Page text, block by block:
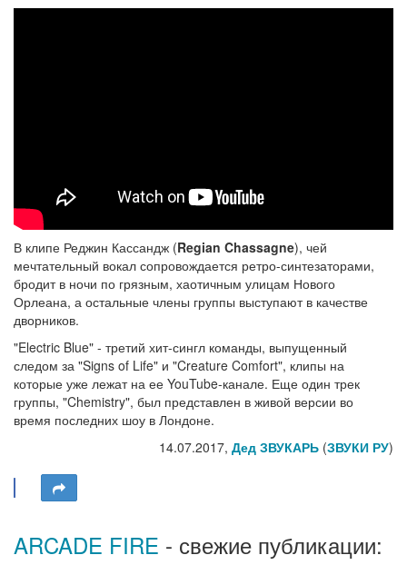
В клипе Реджин Кассандж (Regian Chassagne), чей
мечтательный вокал сопровождается ретро-синтезаторами,
бродит в ночи по грязным, хаотичным улицам Нового
Орлеана, а остальные члены группы выступают в качестве
дворников.
"Electric Blue" - третий хит-сингл команды, выпущенный
следом за "Signs of Life" и "Creature Comfort", клипы на
которые уже лежат на ее YouTube-канале. Еще один трек
группы, "Chemistry", был представлен в живой версии во
время последних шоу в Лондоне.
14.07.2017, Дед ЗВУКАРЬ (ЗВУКИ РУ)
ARCADE FIRE - свежие публикации: